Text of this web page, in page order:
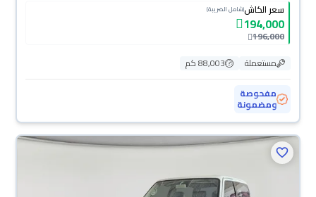
سعر الكاش(شامل الضريبة)
194,000
196,000
مستعملة
88,003 كم
مفحوصة
ومضمونة